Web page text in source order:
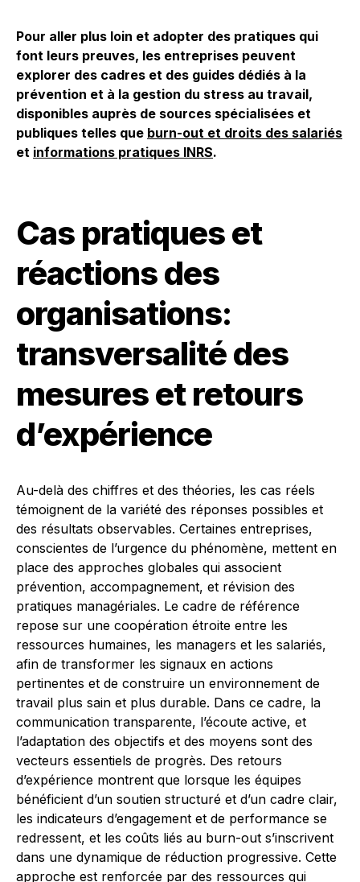
Pour aller plus loin et adopter des pratiques qui
font leurs preuves, les entreprises peuvent
explorer des cadres et des guides dédiés à la
prévention et à la gestion du stress au travail,
disponibles auprès de sources spécialisées et
publiques telles que burn-out et droits des salariés
et informations pratiques INRS.
Cas pratiques et
réactions des
organisations:
transversalité des
mesures et retours
d’expérience
Au-delà des chiffres et des théories, les cas réels
témoignent de la variété des réponses possibles et
des résultats observables. Certaines entreprises,
conscientes de l’urgence du phénomène, mettent en
place des approches globales qui associent
prévention, accompagnement, et révision des
pratiques managériales. Le cadre de référence
repose sur une coopération étroite entre les
ressources humaines, les managers et les salariés,
afin de transformer les signaux en actions
pertinentes et de construire un environnement de
travail plus sain et plus durable. Dans ce cadre, la
communication transparente, l’écoute active, et
l’adaptation des objectifs et des moyens sont des
vecteurs essentiels de progrès. Des retours
d’expérience montrent que lorsque les équipes
bénéficient d’un soutien structuré et d’un cadre clair,
les indicateurs d’engagement et de performance se
redressent, et les coûts liés au burn-out s’inscrivent
dans une dynamique de réduction progressive. Cette
approche est renforcée par des ressources qui